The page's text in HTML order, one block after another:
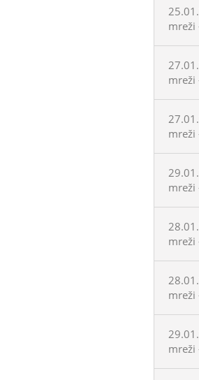
mreži
mreži
mreži
mreži
mreži
mreži
mreži